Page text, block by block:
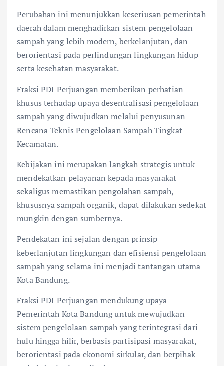
Perubahan ini menunjukkan keseriusan pemerintah
daerah dalam menghadirkan sistem pengelolaan
sampah yang lebih modern, berkelanjutan, dan
berorientasi pada perlindungan lingkungan hidup
serta kesehatan masyarakat.
Fraksi PDI Perjuangan memberikan perhatian
khusus terhadap upaya desentralisasi pengelolaan
sampah yang diwujudkan melalui penyusunan
Rencana Teknis Pengelolaan Sampah Tingkat
Kecamatan.
Kebijakan ini merupakan langkah strategis untuk
mendekatkan pelayanan kepada masyarakat
sekaligus memastikan pengolahan sampah,
khususnya sampah organik, dapat dilakukan sedekat
mungkin dengan sumbernya.
Pendekatan ini sejalan dengan prinsip
keberlanjutan lingkungan dan efisiensi pengelolaan
sampah yang selama ini menjadi tantangan utama
Kota Bandung.
Fraksi PDI Perjuangan mendukung upaya
Pemerintah Kota Bandung untuk mewujudkan
sistem pengelolaan sampah yang terintegrasi dari
hulu hingga hilir, berbasis partisipasi masyarakat,
berorientasi pada ekonomi sirkular, dan berpihak